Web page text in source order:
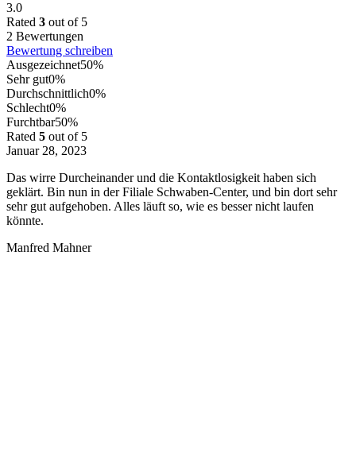
3.0
Rated 3 out of 5
2 Bewertungen
Bewertung schreiben
Ausgezeichnet50%
Sehr gut0%
Durchschnittlich0%
Schlecht0%
Furchtbar50%
Rated 5 out of 5
Januar 28, 2023
Das wirre Durcheinander und die Kontaktlosigkeit haben sich
geklärt. Bin nun in der Filiale Schwaben-Center, und bin dort sehr
sehr gut aufgehoben. Alles läuft so, wie es besser nicht laufen
könnte.
Manfred Mahner